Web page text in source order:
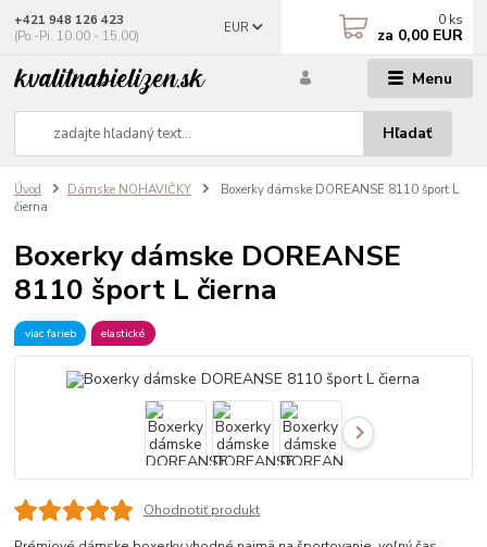
Menu
EUR
Hľadať
+421 948 126 423
(Po.-Pi. 10.00 - 15.00)
0 ks
za 0,00 EUR
Úvod Dámske NOHAVIČKY
Boxerky dámske DOREANSE 8110 šport L
čierna
Boxerky dámske DOREANSE
8110 šport L čierna
viac farieb elastické
Ohodnotiť produkt